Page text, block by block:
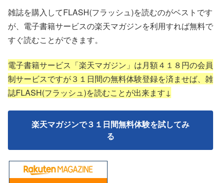
雑誌を購入してFLASH(フラッシュ)を読むのがベストです
が、電子書籍サービスの楽天マガジンを利用すれば無料で
すぐ読むことができます。
電子書籍サービス「楽天マガジン」は月額４１８円の会員
制サービスですが３１日間の無料体験登録を済ませば、雑
誌FLASH(フラッシュ)を読むことが出来ます↓
楽天マガジンで３１日間無料体験を試してみ
る